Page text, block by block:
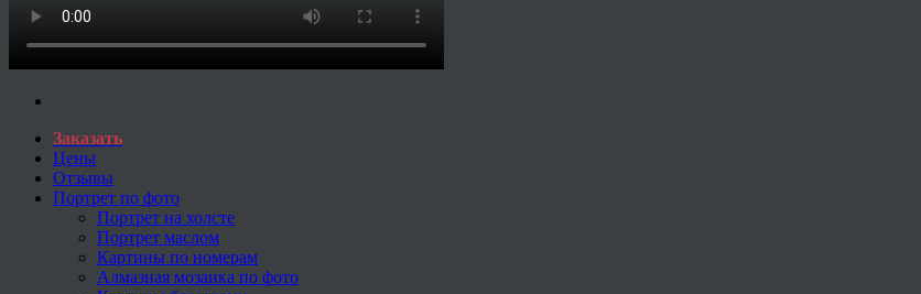
Заказать
Цены
Отзывы
Портрет по фото
Портрет на холсте
Портрет маслом
Картины по номерам
Алмазная мозаика по фото